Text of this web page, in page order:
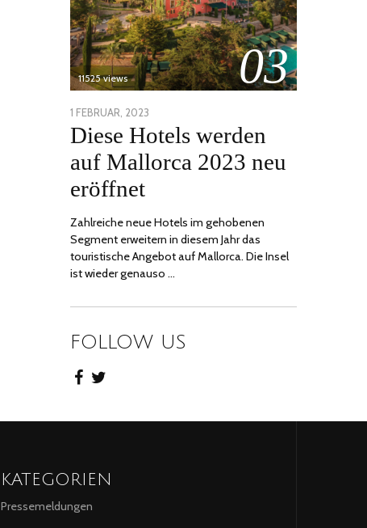
03
11525 views
POSTED
ON
1 FEBRUAR, 2023
FEBRUAR,
Diese Hotels werden
auf Mallorca 2023 neu
eröffnet
Zahlreiche neue Hotels im gehobenen
Segment erweitern in diesem Jahr das
touristische Angebot auf Mallorca. Die Insel
ist wieder genauso …
FOLLOW US
KATEGORIEN
Pressemeldungen